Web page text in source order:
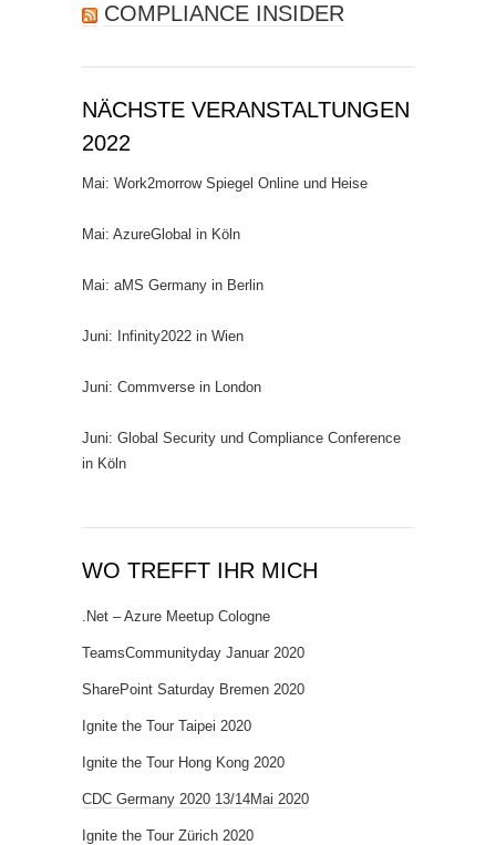
COMPLIANCE INSIDER
NÄCHSTE VERANSTALTUNGEN
2022
Mai: Work2morrow Spiegel Online und Heise
Mai: AzureGlobal in Köln
Mai: aMS Germany in Berlin
Juni: Infinity2022 in Wien
Juni: Commverse in London
Juni: Global Security und Compliance Conference
in Köln
WO TREFFT IHR MICH
.Net – Azure Meetup Cologne
TeamsCommunityday Januar 2020
SharePoint Saturday Bremen 2020
Ignite the Tour Taipei 2020
Ignite the Tour Hong Kong 2020
CDC Germany 2020 13/14Mai 2020
Ignite the Tour Zürich 2020